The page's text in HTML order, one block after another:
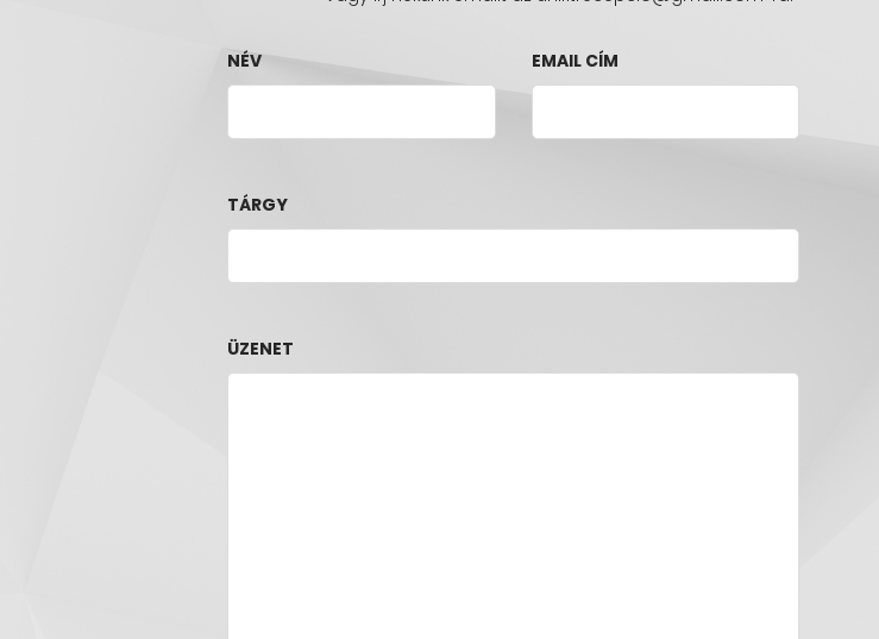
NÉV EMAIL CÍM
TÁRGY
ÜZENET